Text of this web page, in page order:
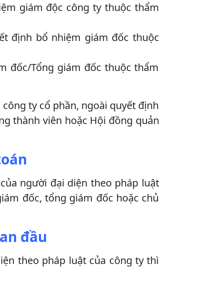
giám độc công ty thuộc thẩm
định bổ nhiệm giám đốc thuộc
đốc/Tổng giám đốc thuộc thẩm
ty cổ phần, ngoài quyết định
thành viên hoặc Hội đồng quản
người đại diện theo pháp luật
đốc, tổng giám đốc hoặc chủ
đầu
theo pháp luật của công ty thì